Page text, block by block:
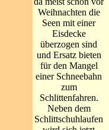
Weihnachten die
Seen mit einer
Eisdecke
überzogen sind
und Ersatz bieten
für den Mangel
einer Schneebahn
zum
Schlittenfahren.
Neben dem
Schlittschuhlaufen